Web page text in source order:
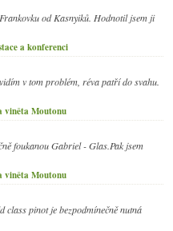
od Kasnyiků. Hodnotil jsem ji
a konferenci
v tom problém, réva patří do svahu.
viněta Moutonu
foukanou Gabriel - Glas.Pak jsem
viněta Moutonu
class pinot je bezpodmínečně nutná